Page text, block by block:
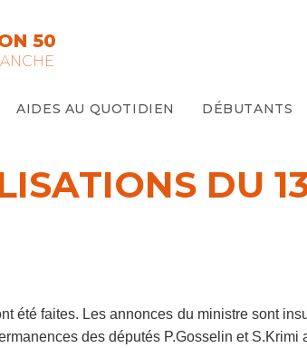
50
AIDES AU QUOTIDIEN DÉBUTANTS
DU
été faites. Les annonces du ministre sont
des députés P.Gosselin et